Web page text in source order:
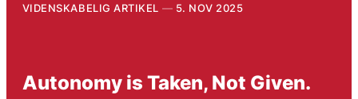
VIDENSKABELIG ARTIKEL 5. NOV 2025
Autonomy is Taken, Not Given.